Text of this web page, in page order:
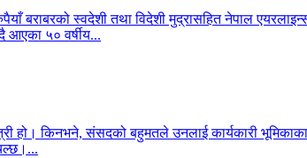
बराबरको स्वदेशी तथा विदेशी मुद्रासहित नेपाल
आएका ५० वर्षीय...
हो। किनभने, संसदको बहुमतले उनलाई कार्यकारी